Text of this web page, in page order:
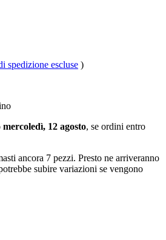
spedizione escluse )
12 agosto, se ordini entro
ancora 7 pezzi. Presto ne arriveranno
subire variazioni se vengono